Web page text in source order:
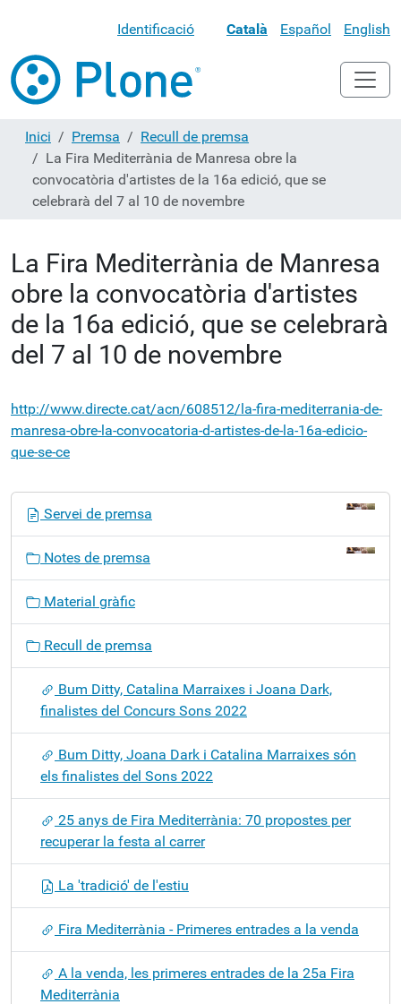
Identificació Català Español English
Inici Premsa
Recull de premsa
La Fira Mediterrània de Manresa obre la
convocatòria d'artistes de la 16a edició, que se
celebrarà del 7 al 10 de novembre
La Fira Mediterrània de Manresa
obre la convocatòria d'artistes
de la 16a edició, que se celebrarà
del 7 al 10 de novembre
http://www.directe.cat/acn/608512/la-fira-mediterrania-de-
manresa-obre-la-convocatoria-d-artistes-de-la-16a-edicio-
que-se-ce
ó
Servei de premsa
Notes de premsa
Material gràfic
Recull de premsa
Bum Ditty, Catalina Marraixes i Joana Dark,
finalistes del Concurs Sons 2022
Bum Ditty, Joana Dark i Catalina Marraixes són
els finalistes del Sons 2022
25 anys de Fira Mediterrània: 70 propostes per
recuperar la festa al carrer
La 'tradició' de l'estiu
Fira Mediterrània - Primeres entrades a la venda
A la venda, les primeres entrades de la 25a Fira
Mediterrània